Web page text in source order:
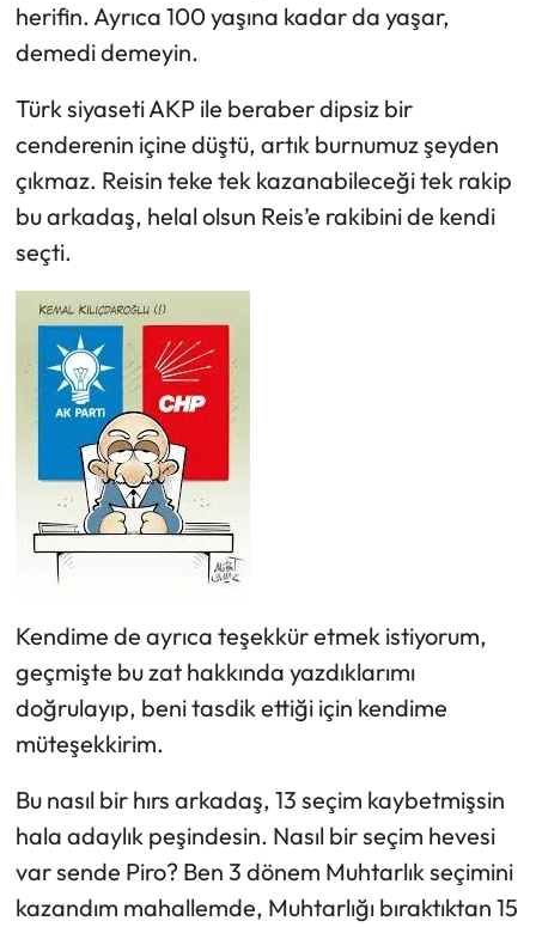
herifin. Ayrıca 100 yaşına kadar da yaşar,
demedi demeyin.
Türk siyaseti AKP ile beraber dipsiz bir
cenderenin içine düştü, artık burnumuz şeyden
çıkmaz. Reisin teke tek kazanabileceği tek rakip
bu arkadaş, helal olsun Reis’e rakibini de kendi
seçti.
Kendime de ayrıca teşekkür etmek istiyorum,
geçmişte bu zat hakkında yazdıklarımı
doğrulayıp, beni tasdik ettiği için kendime
müteşekkirim.
Bu nasıl bir hırs arkadaş, 13 seçim kaybetmişsin
hala adaylık peşindesin. Nasıl bir seçim hevesi
var sende Piro? Ben 3 dönem Muhtarlık seçimini
kazandım mahallemde, Muhtarlığı bıraktıktan 15
Spor Yazıları
Ekonomi
Sağlık
Teknoloji